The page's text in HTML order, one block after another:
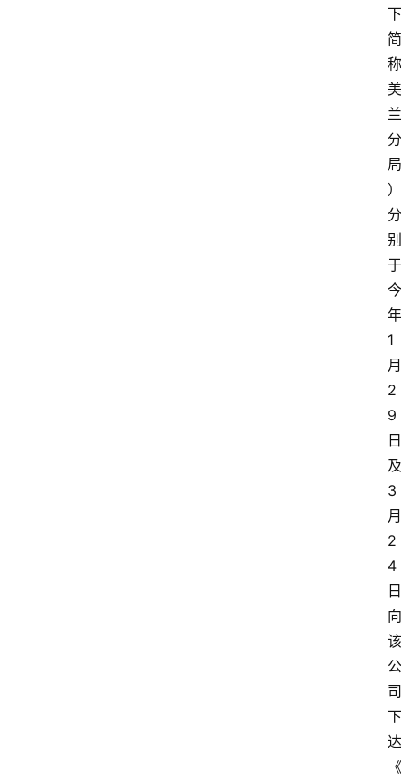
下
简
称
美
兰
分
局
）
分
别
于
今
年
1
月
2
9
日
及
3
月
2
4
日
向
该
公
司
下
达
《